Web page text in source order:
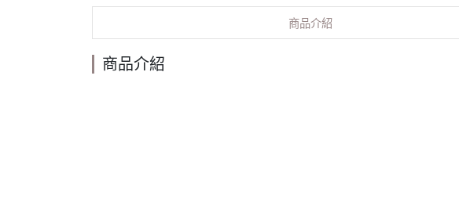
商品介紹
商品介紹